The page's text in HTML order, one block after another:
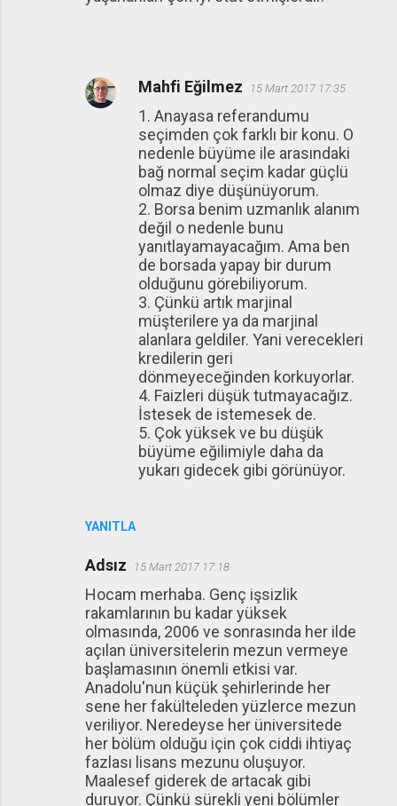
YANITLA
Mahfi Eğilmez 15 Mart 2017 17:35
1. Anayasa referandumu
seçimden çok farklı bir konu. O
nedenle büyüme ile arasındaki
bağ normal seçim kadar güçlü
olmaz diye düşünüyorum.
2. Borsa benim uzmanlık alanım
değil o nedenle bunu
yanıtlayamayacağım. Ama ben
de borsada yapay bir durum
olduğunu görebiliyorum.
3. Çünkü artık marjinal
müşterilere ya da marjinal
alanlara geldiler. Yani verecekleri
kredilerin geri
dönmeyeceğinden korkuyorlar.
4. Faizleri düşük tutmayacağız.
İstesek de istemesek de.
5. Çok yüksek ve bu düşük
büyüme eğilimiyle daha da
yukarı gidecek gibi görünüyor.
Adsız 15 Mart 2017 17:18
Hocam merhaba. Genç işsizlik
rakamlarının bu kadar yüksek
olmasında, 2006 ve sonrasında her ilde
açılan üniversitelerin mezun vermeye
başlamasının önemli etkisi var.
Anadolu'nun küçük şehirlerinde her
sene her fakülteleden yüzlerce mezun
veriliyor. Neredeyse her üniversitede
her bölüm olduğu için çok ciddi ihtiyaç
fazlası lisans mezunu oluşuyor.
Maalesef giderek de artacak gibi
duruyor. Çünkü sürekli yeni bölümler